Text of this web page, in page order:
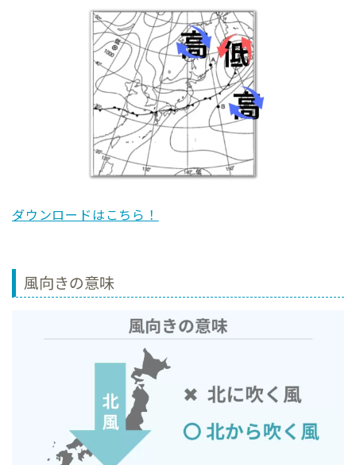
ダウンロードはこちら！
風向きの意味